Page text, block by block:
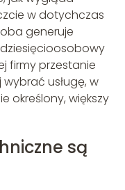
w dotychczas
generuje
firmy przestanie
usługę, w
określony, większy
są